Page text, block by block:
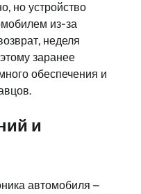
но устройство
из-за
неделя
заранее
обеспечения и
и
автомобиля –